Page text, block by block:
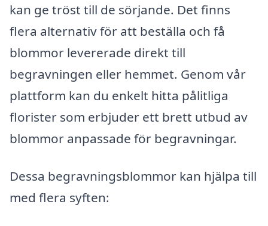
kan ge tröst till de sörjande. Det finns
flera alternativ för att beställa och få
blommor levererade direkt till
begravningen eller hemmet. Genom vår
plattform kan du enkelt hitta pålitliga
florister som erbjuder ett brett utbud av
blommor anpassade för begravningar.
Dessa begravningsblommor kan hjälpa till
med flera syften: